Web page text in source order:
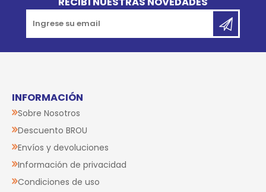
INFORMACIÓN
Sobre Nosotros
Descuento BROU
Envíos y devoluciones
Información de privacidad
Condiciones de uso